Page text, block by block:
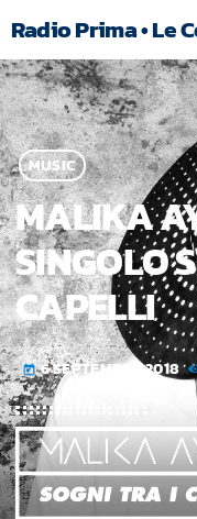
Radio Prima • Le
MUSIC
MALIKA
SINGOLO
CAPELLI
today 6 SEPTEMBRE 2018